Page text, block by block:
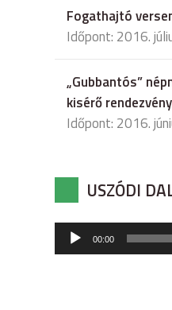
Fogathajtó
Időpont: 2016.
„Gubbantós”
kisérő
Időpont: 2016.
USZÓDI
Audió
lejátszó
00:00